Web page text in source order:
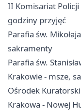
II Komisariat
godziny przyjęć
Parafia św.
sakramenty
Parafia św.
Krakowie - msze,
Ośrodek
Krakowa - Nowej